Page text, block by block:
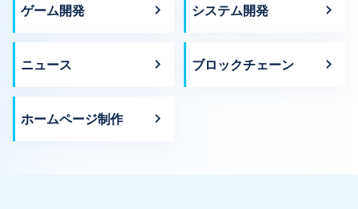
ゲーム開発 システム開発
ニュース ブロックチェーン
ホームページ制作